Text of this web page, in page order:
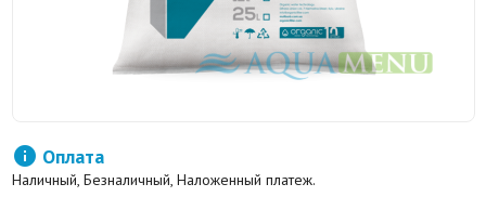
 Оплата
Наличный, Безналичный, Наложенный платеж.